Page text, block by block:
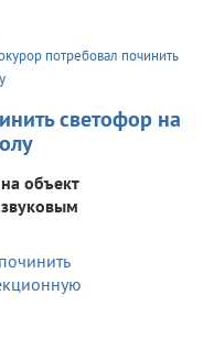
потребовал починить
светофор на
объект